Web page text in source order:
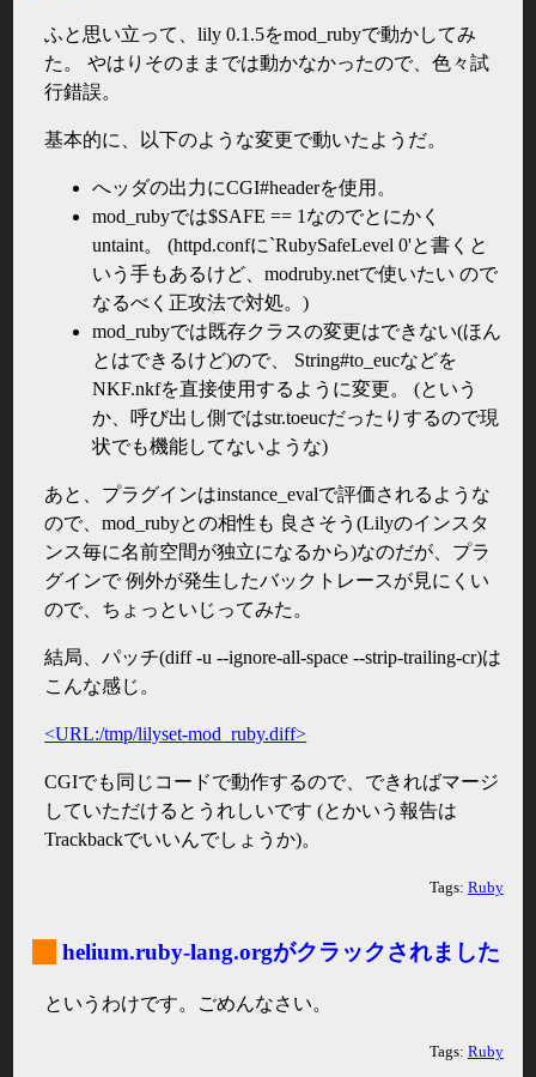
ふと思い立って、lily 0.1.5をmod_rubyで動かしてみ
た。 やはりそのままでは動かなかったので、色々試
行錯誤。
基本的に、以下のような変更で動いたようだ。
へッダの出力にCGI#headerを使用。
mod_rubyでは$SAFE == 1なのでとにかく
untaint。 (httpd.confに`RubySafeLevel 0'と書くと
いう手もあるけど、modruby.netで使いたい ので
なるべく正攻法で対処。)
mod_rubyでは既存クラスの変更はできない(ほん
とはできるけど)ので、 String#to_eucなどを
NKF.nkfを直接使用するように変更。 (という
か、呼び出し側ではstr.toeucだったりするので現
状でも機能してないような)
あと、プラグインはinstance_evalで評価されるような
ので、mod_rubyとの相性も 良さそう(Lilyのインスタ
ンス毎に名前空間が独立になるから)なのだが、プラ
グインで 例外が発生したバックトレースが見にくい
ので、ちょっといじってみた。
結局、パッチ(diff -u --ignore-all-space --strip-trailing-cr)は
こんな感じ。
<URL:/tmp/lilyset-mod_ruby.diff>
CGIでも同じコードで動作するので、できればマージ
していただけるとうれしいです (とかいう報告は
Trackbackでいいんでしょうか)。
Tags: Ruby
helium.ruby-lang.orgがクラックされました
というわけです。ごめんなさい。
Tags: Ruby